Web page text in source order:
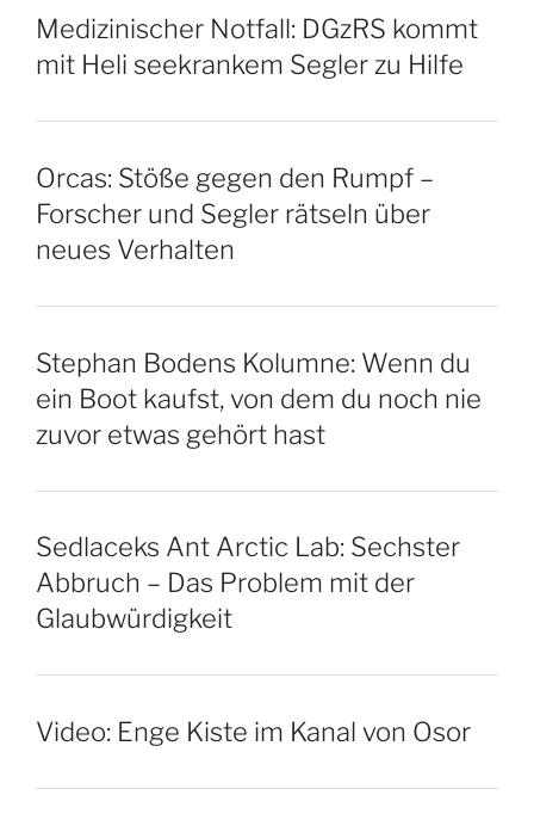
Medizinischer Notfall: DGzRS kommt
mit Heli seekrankem Segler zu Hilfe
Orcas: Stöße gegen den Rumpf –
Forscher und Segler rätseln über
neues Verhalten
Stephan Bodens Kolumne: Wenn du
ein Boot kaufst, von dem du noch nie
zuvor etwas gehört hast
Sedlaceks Ant Arctic Lab: Sechster
Abbruch – Das Problem mit der
Glaubwürdigkeit
Video: Enge Kiste im Kanal von Osor